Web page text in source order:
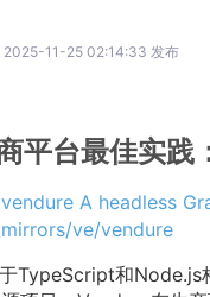
2025-11-25 02:14:33 发布
平台最佳实践
vendure A headless
ve/vendure
TypeScript和Node.js